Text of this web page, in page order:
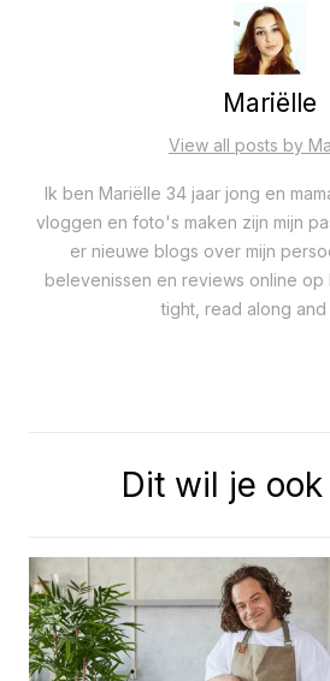
Mariëlle
View all posts by
Ik ben Mariëlle 34 jaar jong en
vloggen en foto's maken zijn mijn
er nieuwe blogs over mijn
belevenissen en reviews online op
tight, read along and
Dit wil je